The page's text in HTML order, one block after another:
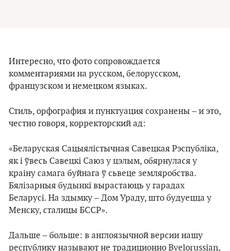
Интересно, что фото сопровождается
комментариями на русском, белорусском,
французском и немецком языках.
Стиль, орфография и пунктуация сохранены – и это,
честно говоря, корректорский ад:
«Беларуская Сацыялістычная Савецкая Рэспубліка,
як і ўвесь Савецкі Саюз у цэлым, обярнулася у
краіну самага буйнага ў сьвеце земляробства.
Бялізарныя будынкі вырастаюць у гарадах
Беларусі. На здымку – Дом Ураду, што будуецца у
Менску, сталицы БССР».
Дальше – больше: в англоязычной версии нашу
республику называют не традиционно Byelorussian,